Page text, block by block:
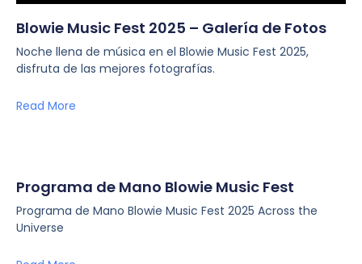
Blowie Music Fest 2025 – Galería de Fotos
Noche llena de música en el Blowie Music Fest 2025,
disfruta de las mejores fotografías.
Read More
Programa de Mano Blowie Music Fest
Programa de Mano Blowie Music Fest 2025 Across the
Universe